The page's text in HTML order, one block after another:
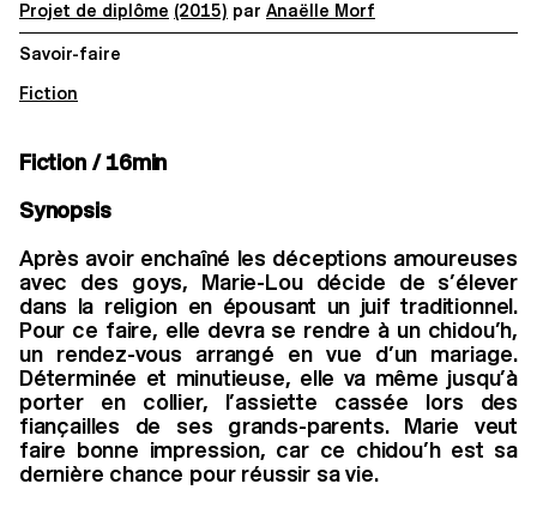
Projet de diplôme (2015) par Anaëlle Morf
Savoir-faire
Fiction
Fiction / 16min
Synopsis
Après avoir enchaîné les déceptions amoureuses
avec des goys, Marie-Lou décide de s’élever
dans la religion en épousant un juif traditionnel.
Pour ce faire, elle devra se rendre à un chidou’h,
un rendez-vous arrangé en vue d’un mariage.
Déterminée et minutieuse, elle va même jusqu’à
porter en collier, l’assiette cassée lors des
fiançailles de ses grands-parents. Marie veut
faire bonne impression, car ce chidou’h est sa
dernière chance pour réussir sa vie.